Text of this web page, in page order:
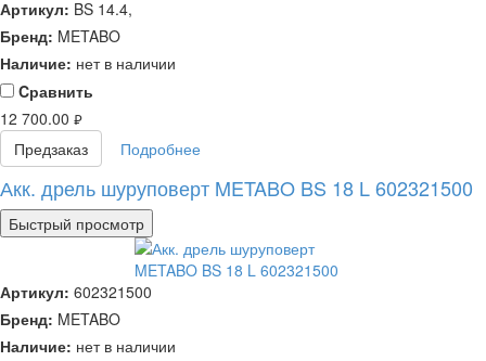
Артикул: BS 14.4,
Бренд: METABO
Наличие: нет в наличии
Cравнить
12 700.00 руб.
Предзаказ Подробнее
Акк. дрель шуруповерт METABO BS 18 L 602321500
Быстрый просмотр
Артикул: 602321500
Бренд: METABO
Наличие: нет в наличии